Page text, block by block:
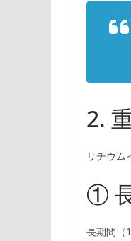
2.
リチウム
①
長期間（